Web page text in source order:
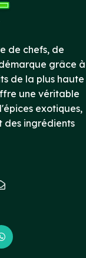
de chefs, de
grâce à
de la plus haute
une véritable
exotiques,
des ingrédients